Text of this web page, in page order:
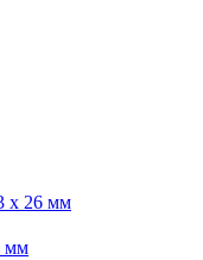
x 26 мм
мм